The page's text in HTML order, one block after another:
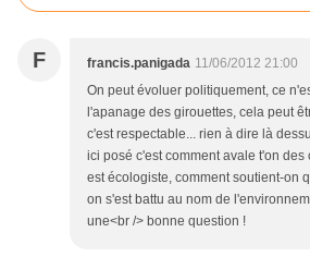
F francis.panigada 11/06/2012 21:00
On peut évoluer politiquement, ce
l'apanage des girouettes, cela peut
c'est respectable... rien à dire là
ici posé c'est comment avale t'on
est écologiste, comment soutient-on
on s'est battu au nom de
une<br /> bonne question !